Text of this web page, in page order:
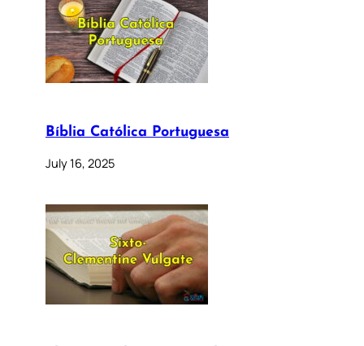
Bíblia Católica Portuguesa
July 16, 2025